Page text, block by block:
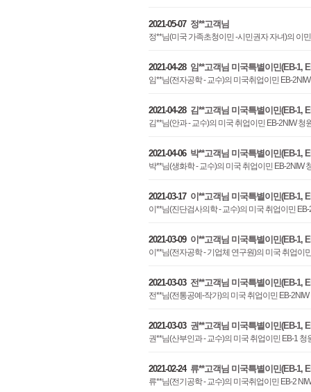
2021-05-07 정**고객님
정**님(미국 가족초청이민 -시민권자 자녀)의 이
2021-04-28 임**고객님 미국특별이민(EB-1,
임**님(전자공학 - 교수)의 미국취업이민 EB-
2021-04-28 김**고객님 미국특별이민(EB-1,
김**님(안과 - 교수)의 미국 취업이민 EB-2NIW 청
2021-04-06 박**고객님 미국특별이민(EB-1,
박**님(생화학 - 교수)의 미국 취업이민 EB-2NIW
2021-03-17 이**고객님 미국특별이민(EB-1,
이**님(진단검사의학 - 교수)의 미국 취업이민
2021-03-09 이**고객님 미국특별이민(EB-1,
이**님(전자공학 - 기업체 연구원)의 미국 취업이
2021-03-03 전**고객님 미국특별이민(EB-1,
전**님(전통공예-작가)의 미국 취업이민 EB-
2021-03-03 권**고객님 미국특별이민(EB-1,
권**님(산부인과 - 교수)의 미국 취업이민 EB-1
2021-02-24 류**고객님 미국특별이민(EB-1,
류**님(전기공학 - 교수)의 미국취업이민 EB-2